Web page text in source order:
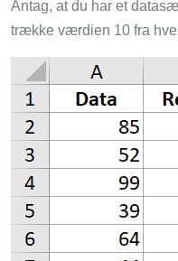
Antag, at du har et
trække værdien 10 fra